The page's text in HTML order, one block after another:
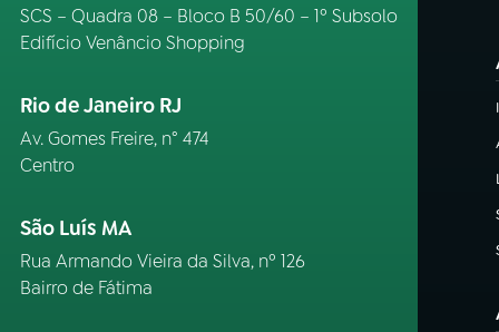
SCS – Quadra 08 – Bloco B 50/60 – 1º Subsolo
Edifício Venâncio Shopping
Rio de Janeiro RJ
Av. Gomes Freire, n° 474
Centro
São Luís MA
Rua Armando Vieira da Silva, nº 126
Bairro de Fátima